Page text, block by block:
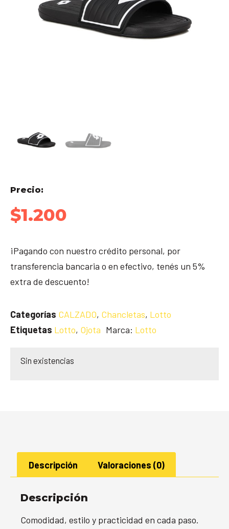
Precio:
$1.200
¡Pagando con nuestro crédito personal, por
transferencia bancaria o en efectivo, tenés un 5%
extra de descuento!
Categorías CALZADO, Chancletas, Lotto
Etiquetas Lotto, Ojota Marca: Lotto
Sin existencias
Descripción Valoraciones (0)
Descripción
Comodidad, estilo y practicidad en cada paso.